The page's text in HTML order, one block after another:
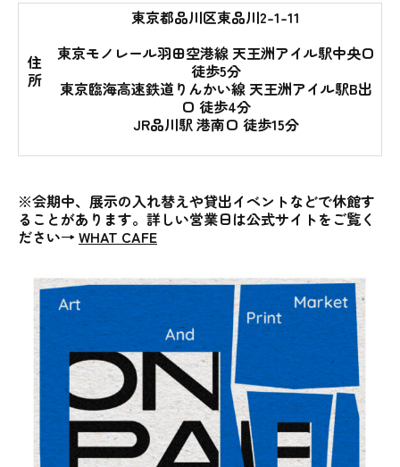
住
所
東京都品川区東品川2-1-11
東京モノレール羽田空港線 天王洲アイル駅中央口
徒歩5分
東京臨海高速鉄道りんかい線 天王洲アイル駅B出
口 徒歩4分
JR品川駅 港南口 徒歩15分
※会期中、展示の入れ替えや貸出イベントなどで休館す
ることがあります。詳しい営業日は公式サイトをご覧く
ださい→ WHAT CAFE